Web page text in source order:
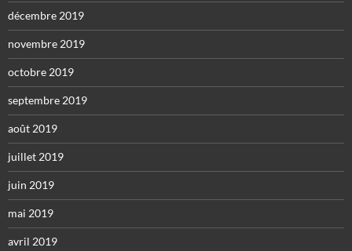
décembre 2019
novembre 2019
octobre 2019
septembre 2019
août 2019
juillet 2019
juin 2019
mai 2019
avril 2019